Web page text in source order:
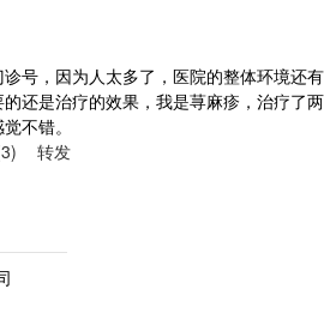
号，因为人太多了，医院的整体环境还有
还是治疗的效果，我是荨麻疹，治疗了两
不错。
转发